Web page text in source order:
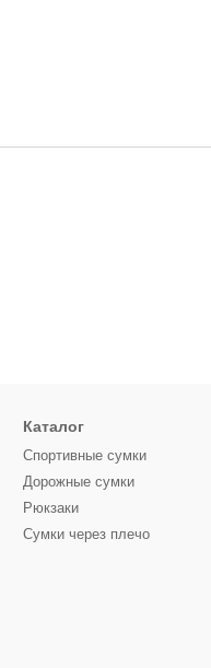
Каталог
Спортивные сумки
Дорожные сумки
Рюкзаки
Сумки через плечо